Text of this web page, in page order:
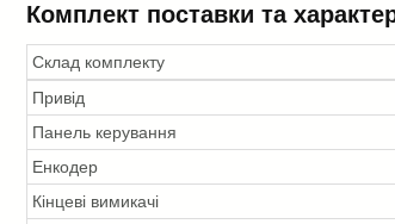
Комплект поставки та
Склад комплекту
Привід
Панель керування
Енкодер
Кінцеві вимикачі